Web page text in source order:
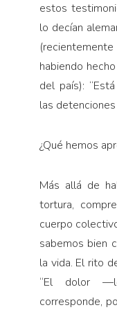
estos
lo decían
habiendo
del país):
las
¿Qué hemos
Más allá de
tortura,
cuerpo
sabemos bien
la vida. El rito
“El dolor
corresponde,